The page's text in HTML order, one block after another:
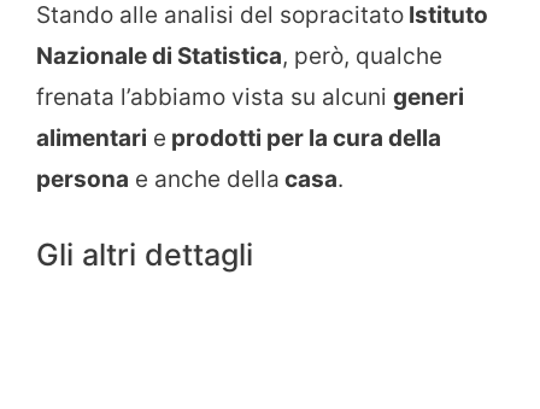
Stando alle analisi del sopracitato Istituto
Nazionale di Statistica, però, qualche
frenata l’abbiamo vista su alcuni generi
alimentari e prodotti per la cura della
persona e anche della casa.
Gli altri dettagli